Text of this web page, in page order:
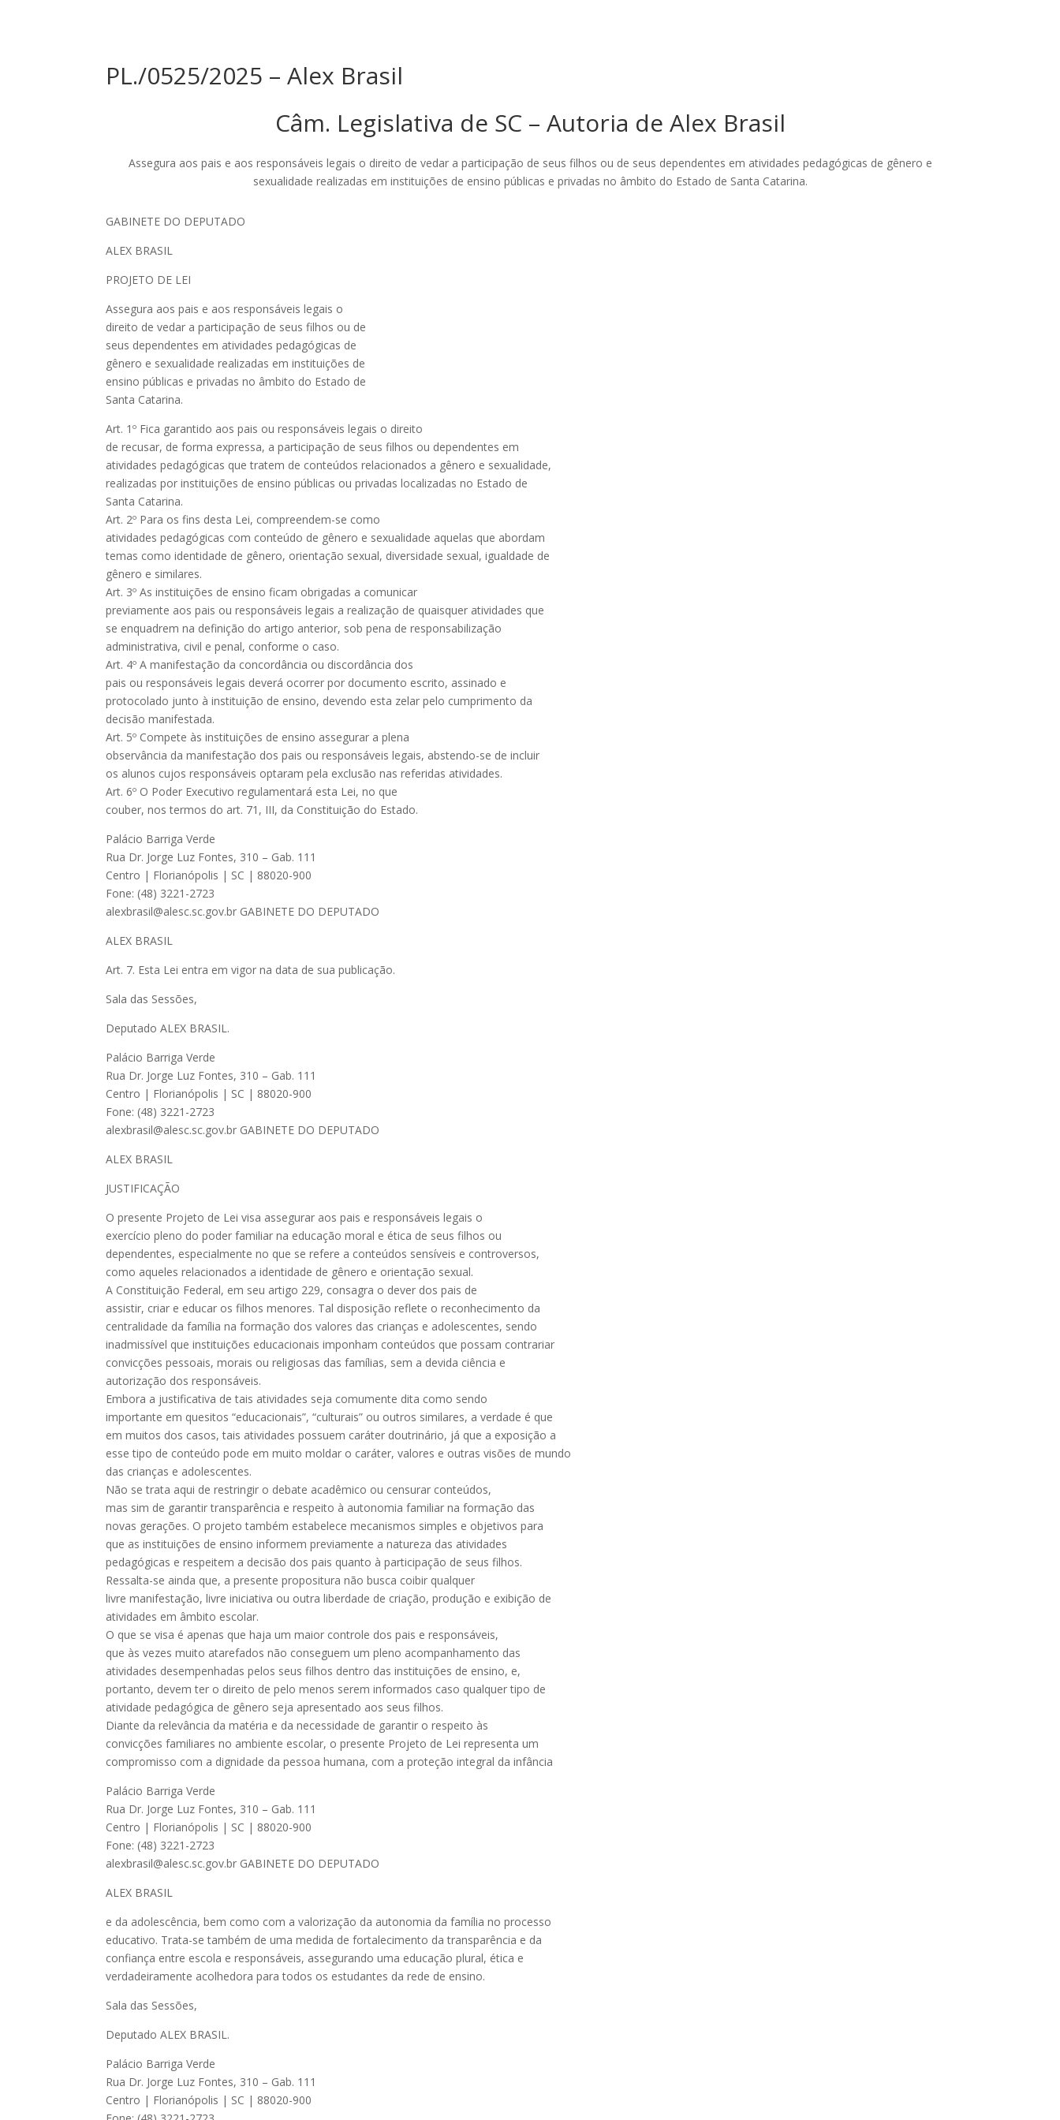
PL./0525/2025 – Alex Brasil
Câm. Legislativa de SC – Autoria de Alex Brasil
Assegura aos pais e aos responsáveis legais o direito de vedar a participação de seus filhos ou de seus dependentes em atividades pedagógicas de gênero e
sexualidade realizadas em instituições de ensino públicas e privadas no âmbito do Estado de Santa Catarina.
GABINETE DO DEPUTADO
ALEX BRASIL
PROJETO DE LEI
Assegura aos pais e aos responsáveis legais o
direito de vedar a participação de seus filhos ou de
seus dependentes em atividades pedagógicas de
gênero e sexualidade realizadas em instituições de
ensino públicas e privadas no âmbito do Estado de
Santa Catarina.
Art. 1º Fica garantido aos pais ou responsáveis legais o direito
de recusar, de forma expressa, a participação de seus filhos ou dependentes em
atividades pedagógicas que tratem de conteúdos relacionados a gênero e sexualidade,
realizadas por instituições de ensino públicas ou privadas localizadas no Estado de
Santa Catarina.
Art. 2º Para os fins desta Lei, compreendem-se como
atividades pedagógicas com conteúdo de gênero e sexualidade aquelas que abordam
temas como identidade de gênero, orientação sexual, diversidade sexual, igualdade de
gênero e similares.
Art. 3º As instituições de ensino ficam obrigadas a comunicar
previamente aos pais ou responsáveis legais a realização de quaisquer atividades que
se enquadrem na definição do artigo anterior, sob pena de responsabilização
administrativa, civil e penal, conforme o caso.
Art. 4º A manifestação da concordância ou discordância dos
pais ou responsáveis legais deverá ocorrer por documento escrito, assinado e
protocolado junto à instituição de ensino, devendo esta zelar pelo cumprimento da
decisão manifestada.
Art. 5º Compete às instituições de ensino assegurar a plena
observância da manifestação dos pais ou responsáveis legais, abstendo-se de incluir
os alunos cujos responsáveis optaram pela exclusão nas referidas atividades.
Art. 6º O Poder Executivo regulamentará esta Lei, no que
couber, nos termos do art. 71, III, da Constituição do Estado.
Palácio Barriga Verde
Rua Dr. Jorge Luz Fontes, 310 – Gab. 111
Centro | Florianópolis | SC | 88020-900
Fone: (48) 3221-2723
alexbrasil@alesc.sc.gov.br GABINETE DO DEPUTADO
ALEX BRASIL
Art. 7. Esta Lei entra em vigor na data de sua publicação.
Sala das Sessões,
Deputado ALEX BRASIL.
Palácio Barriga Verde
Rua Dr. Jorge Luz Fontes, 310 – Gab. 111
Centro | Florianópolis | SC | 88020-900
Fone: (48) 3221-2723
alexbrasil@alesc.sc.gov.br GABINETE DO DEPUTADO
ALEX BRASIL
JUSTIFICAÇÃO
O presente Projeto de Lei visa assegurar aos pais e responsáveis legais o
exercício pleno do poder familiar na educação moral e ética de seus filhos ou
dependentes, especialmente no que se refere a conteúdos sensíveis e controversos,
como aqueles relacionados a identidade de gênero e orientação sexual.
A Constituição Federal, em seu artigo 229, consagra o dever dos pais de
assistir, criar e educar os filhos menores. Tal disposição reflete o reconhecimento da
centralidade da família na formação dos valores das crianças e adolescentes, sendo
inadmissível que instituições educacionais imponham conteúdos que possam contrariar
convicções pessoais, morais ou religiosas das famílias, sem a devida ciência e
autorização dos responsáveis.
Embora a justificativa de tais atividades seja comumente dita como sendo
importante em quesitos “educacionais”, “culturais” ou outros similares, a verdade é que
em muitos dos casos, tais atividades possuem caráter doutrinário, já que a exposição a
esse tipo de conteúdo pode em muito moldar o caráter, valores e outras visões de mundo
das crianças e adolescentes.
Não se trata aqui de restringir o debate acadêmico ou censurar conteúdos,
mas sim de garantir transparência e respeito à autonomia familiar na formação das
novas gerações. O projeto também estabelece mecanismos simples e objetivos para
que as instituições de ensino informem previamente a natureza das atividades
pedagógicas e respeitem a decisão dos pais quanto à participação de seus filhos.
Ressalta-se ainda que, a presente propositura não busca coibir qualquer
livre manifestação, livre iniciativa ou outra liberdade de criação, produção e exibição de
atividades em âmbito escolar.
O que se visa é apenas que haja um maior controle dos pais e responsáveis,
que às vezes muito atarefados não conseguem um pleno acompanhamento das
atividades desempenhadas pelos seus filhos dentro das instituições de ensino, e,
portanto, devem ter o direito de pelo menos serem informados caso qualquer tipo de
atividade pedagógica de gênero seja apresentado aos seus filhos.
Diante da relevância da matéria e da necessidade de garantir o respeito às
convicções familiares no ambiente escolar, o presente Projeto de Lei representa um
compromisso com a dignidade da pessoa humana, com a proteção integral da infância
Palácio Barriga Verde
Rua Dr. Jorge Luz Fontes, 310 – Gab. 111
Centro | Florianópolis | SC | 88020-900
Fone: (48) 3221-2723
alexbrasil@alesc.sc.gov.br GABINETE DO DEPUTADO
ALEX BRASIL
e da adolescência, bem como com a valorização da autonomia da família no processo
educativo. Trata-se também de uma medida de fortalecimento da transparência e da
confiança entre escola e responsáveis, assegurando uma educação plural, ética e
verdadeiramente acolhedora para todos os estudantes da rede de ensino.
Sala das Sessões,
Deputado ALEX BRASIL.
Palácio Barriga Verde
Rua Dr. Jorge Luz Fontes, 310 – Gab. 111
Centro | Florianópolis | SC | 88020-900